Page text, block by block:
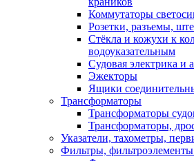
Коммутаторы
Розетки, разъемы,
Стёкла и кожухи к
водоуказательным
Судовая электрика и
Эжекторы
Ящики
Трансформаторы
Трансформаторы
Трансформаторы,
Указатели, тахометры,
Фильтры,